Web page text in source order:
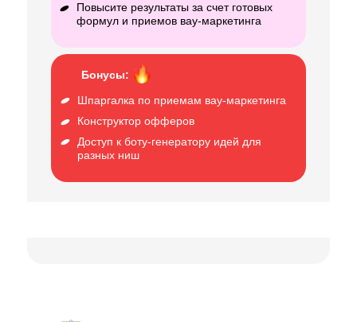
Бонусы:
Шпаргалка по приемам вау-маркетинга
Конструктор офферов
Доступ к боту-генератору идей для
разных ниш
Повысите результаты за счет готовых
формул и приемов вау-маркетинга